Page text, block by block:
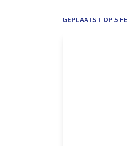
GEPLAATST OP 5